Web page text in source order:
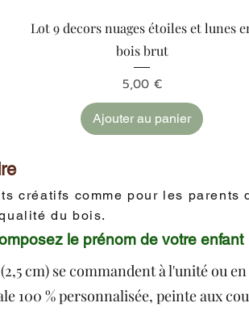
Aperçu rapide
Lot 9 decors nuages étoiles et lunes
bois brut
Prix
5,00 €
Ajouter au panier
créatifs comme pour les
du bois.
le prénom de votre enfant
cm) se commandent à l'unité ou
100 % personnalisée, peinte aux